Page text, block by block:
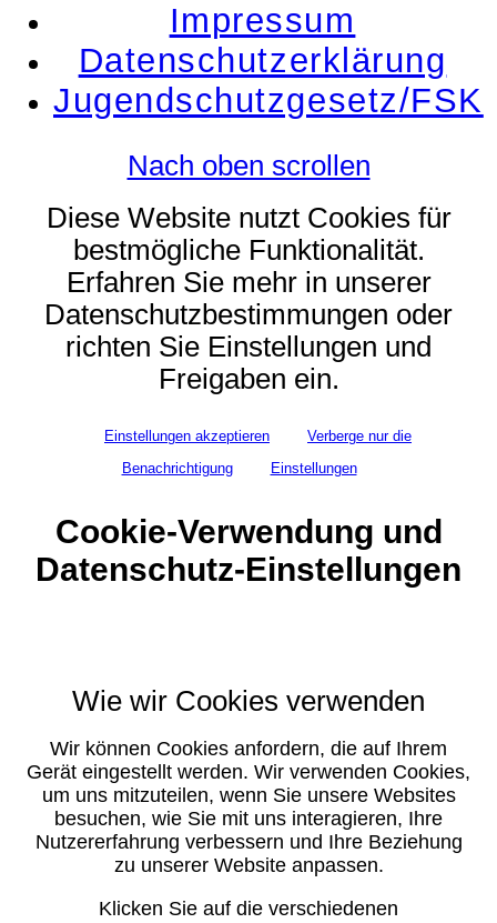
Impressum
Datenschutzerklärung
Jugendschutzgesetz/FSK
Nach oben scrollen
Diese Website nutzt Cookies für
bestmögliche Funktionalität.
Erfahren Sie mehr in unserer
Datenschutzbestimmungen oder
richten Sie Einstellungen und
Freigaben ein.
Einstellungen akzeptieren
Verberge nur die
Benachrichtigung
Einstellungen
Cookie-Verwendung und
Datenschutz-Einstellungen
Wie wir Cookies verwenden
Wir können Cookies anfordern, die auf Ihrem
Gerät eingestellt werden. Wir verwenden Cookies,
um uns mitzuteilen, wenn Sie unsere Websites
besuchen, wie Sie mit uns interagieren, Ihre
Nutzererfahrung verbessern und Ihre Beziehung
zu unserer Website anpassen.
Klicken Sie auf die verschiedenen